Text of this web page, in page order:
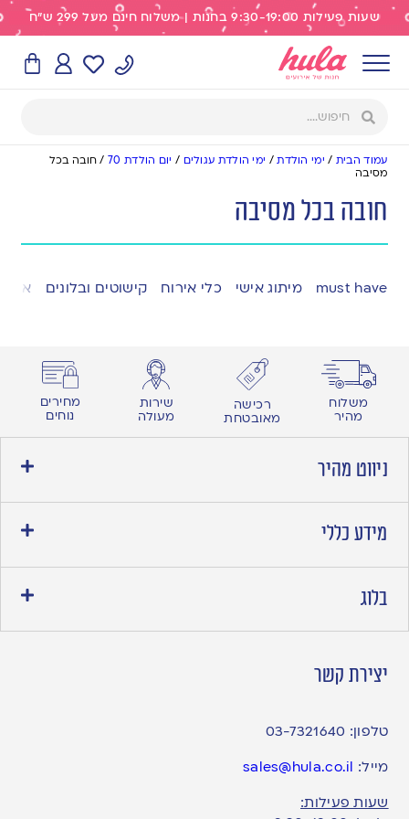
שעות פעילות 9:30-19:00 בחנות | משלוח חינם מעל 299 ש"ח
עמוד הבית / ימי הולדת/ ימי הולדת עגולים / יום הולדת 70 / חובה בכל
מסיבה
חובה בכל מסיבה
must have מיתוג אישי כלי אירוח קישוטים ובלונים
משלוח
מהיר
רכישה
מאובטחת
שירות
מעולה
מחירים
נוחים
ניווט מהיר
מידע כללי
בלוג
יצירת קשר
טלפון: 03-7321640
מייל: sales@hula.co.il
שעות פעילות: